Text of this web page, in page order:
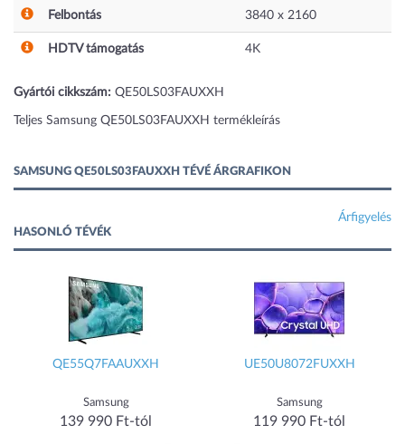
Felbontás 3840 x 2160
HDTV támogatás 4K
Gyártói cikkszám: QE50LS03FAUXXH
Teljes Samsung QE50LS03FAUXXH termékleírás
SAMSUNG QE50LS03FAUXXH TÉVÉ ÁRGRAFIKON
Árfigyelés
HASONLÓ TÉVÉK
QE55Q7FAAUXXH
Samsung
139 990 Ft-tól
UE50U8072FUXXH
Samsung
119 990 Ft-tól